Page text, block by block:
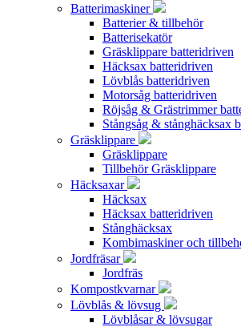
Batterimaskiner
Batterier & tillbehör
Batterisekatör
Gräsklippare batteridriven
Häcksax batteridriven
Lövblås batteridriven
Motorsåg batteridriven
Röjsåg & Grästrimmer
Stångsåg & stånghäcksax
Gräsklippare
Gräsklippare
Tillbehör Gräsklippare
Häcksaxar
Häcksax
Häcksax batteridriven
Stånghäcksax
Kombimaskiner och
Jordfräsar
Jordfräs
Kompostkvarnar
Lövblås & lövsug
Lövblåsar & lövsugar